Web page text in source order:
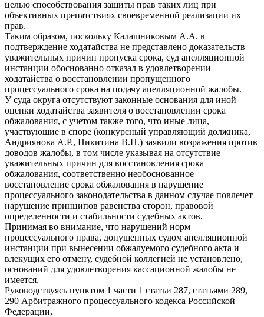
целью способствования защиты прав таких лиц при
объективных препятствиях своевременной реализации их
прав.
Таким образом, поскольку Калашниковым А.А. в
подтверждение ходатайства не представлено доказательств
уважительных причин пропуска срока, суд апелляционной
инстанции обоснованно отказал в удовлетворении
ходатайства о восстановлении пропущенного
процессуального срока на подачу апелляционной жалобы.
У суда округа отсутствуют законные основания для иной
оценки ходатайства заявителя о восстановлении срока
обжалования, с учетом также того, что иные лица,
участвующие в споре (конкурсный управляющий должника,
Андриянова А.Р., Никитина В.П.) заявили возражения против
доводов жалобы, в том числе указывая на отсутствие
уважительных причин для восстановления срока
обжалования, соответственно необоснованное
восстановление срока обжалования в нарушение
процессуального законодательства в данном случае повлечет
нарушение принципов равенства сторон, правовой
определенности и стабильности судебных актов.
Принимая во внимание, что нарушений норм
процессуального права, допущенных судом апелляционной
инстанции при вынесении обжалуемого судебного акта и
влекущих его отмену, судебной коллегией не установлено,
оснований для удовлетворения кассационной жалобы не
имеется.
Руководствуясь пунктом 1 части 1 статьи 287, статьями 289,
290 Арбитражного процессуального кодекса Российской
Федерации,